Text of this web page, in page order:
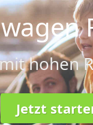
hohen
Jetzt